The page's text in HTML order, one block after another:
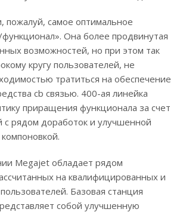
пожалуй, самое оптимальное
Она более продвинутая
возможностей, но при этом так
кругу пользователей, не
тратиться на обеспечение
cb связью. 400-ая линейка
приращения функционала за счет
с рядом доработок и улучшенной
Megajet обладает рядом
на квалифицированных и
Базовая станция
собой улучшенную